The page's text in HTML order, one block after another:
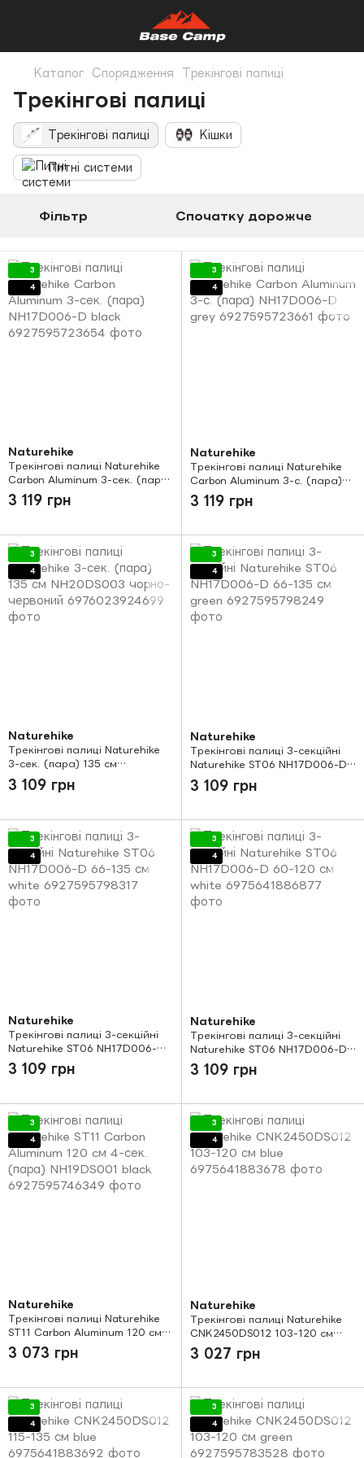
Каталог Спорядження Трекінгові палиці
Трекінгові палиці
Трекінгові палиці Кішки
Питні системи
Фільтр Спочатку дорожче
3
4
Naturehike
Трекінгові палиці Naturehike
Carbon Aluminum 3-сек. (пара)
NH17D006-D black
3 119 грн
3
4
Naturehike
Трекінгові палиці Naturehike
Carbon Aluminum 3-с. (пара)
NH17D006-D grey
3 119 грн
3
4
Naturehike
Трекінгові палиці Naturehike
3-сек. (пара) 135 см
NH20DS003 чорно-червоний
3 109 грн
3
4
Naturehike
Трекінгові палиці 3-секційні
Naturehike ST06 NH17D006-D
66-135 см green
3 109 грн
3
4
Naturehike
Трекінгові палиці 3-секційні
Naturehike ST06 NH17D006-D
66-135 см white
3 109 грн
3
4
Naturehike
Трекінгові палиці 3-секційні
Naturehike ST06 NH17D006-D
60-120 см white
3 109 грн
3
4
Naturehike
Трекінгові палиці Naturehike
ST11 Carbon Aluminum 120 cм
4-сек. (пара) NH19DS001 black
3 073 грн
3
4
Naturehike
Трекінгові палиці Naturehike
CNK2450DS012 103-120 см
blue
3 027 грн
3
4
3
4